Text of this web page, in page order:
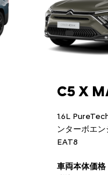
C5 X
1.6L
ンターボエン
EAT8
車両本体価格